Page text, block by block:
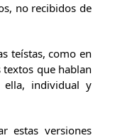
no recibidos de
teístas, como en
que hablan
individual y
estas versiones